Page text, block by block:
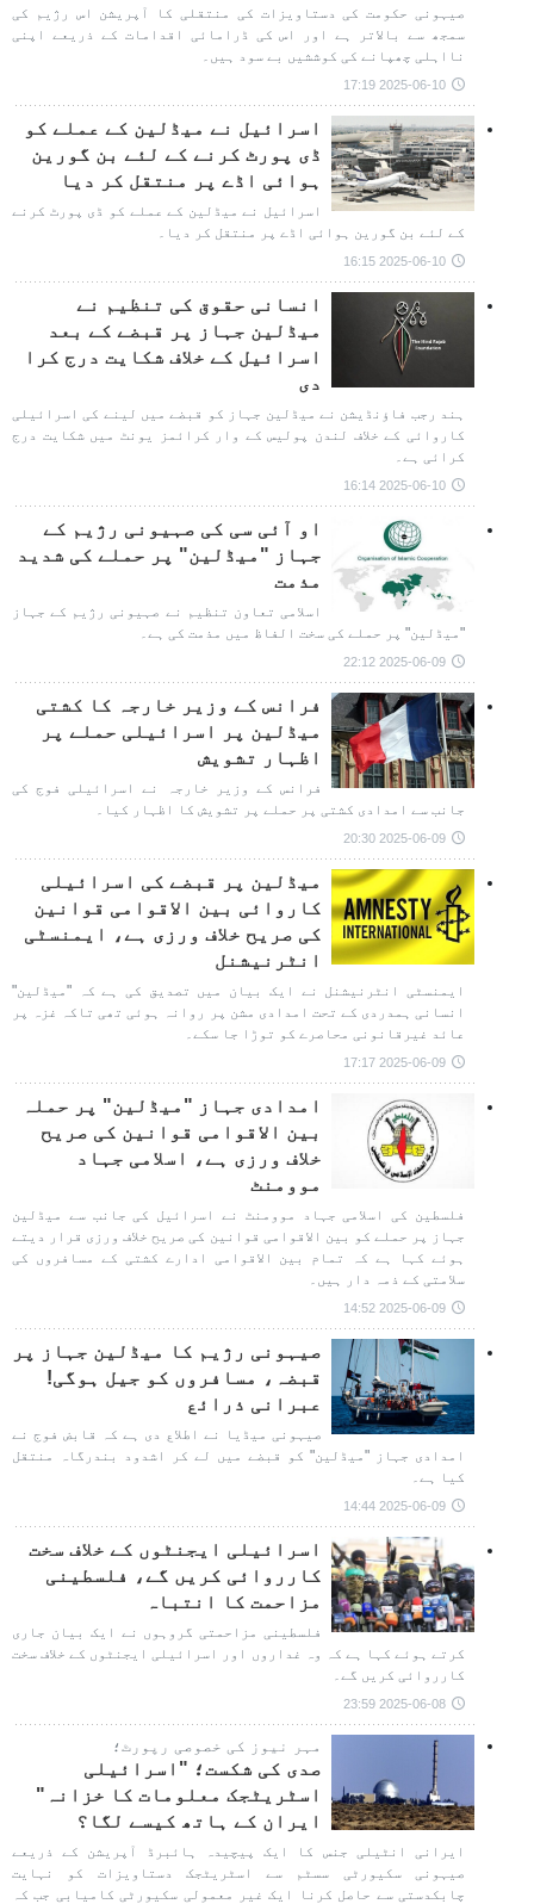
صیہونی حکومت کی دستاویزات کی منتقلی کا آپریشن اس رژیم کی
سمجھ سے بالاتر ہے اور اس کی ڈرامائی اقدامات کے ذریعے اپنی
نااہلی چھپانے کی کوششیں بے سود ہیں۔
2025-06-10 17:19
اسرائیل نے میڈلین کے عملے کو
ڈی پورٹ کرنے کے لئے بن گورین
ہوائی اڈے پر منتقل کر دیا
اسرائیل نے میڈلین کے عملے کو ڈی پورٹ کرنے
کے لئے بن گورین ہوائی اڈے پر منتقل کر دیا۔
2025-06-10 16:15
انسانی حقوق کی تنظیم نے
میڈلین جہاز پر قبضے کے بعد
اسرائیل کے خلاف شکایت درج کرا
دی
ہند رجب فاؤنڈیشن نے میڈلین جہاز کو قبضے میں لینے کی اسرائیلی
کاروائی کے خلاف لندن پولیس کے وار کرائمز یونٹ میں شکایت درج
کرائی ہے۔
2025-06-10 16:14
او آئی سی کی صہیونی رژیم کے
جہاز "میڈلین" پر حملے کی شدید
مذمت
اسلامی تعاون تنظیم نے صہیونی رژیم کے جہاز
"میڈلین" پر حملے کی سخت الفاظ میں مذمت کی ہے۔
2025-06-09 22:12
فرانس کے وزیر خارجہ کا کشتی
میڈلین پر اسرائیلی حملے پر
اظہار تشویش
فرانس کے وزیر خارجہ نے اسرائیلی فوج کی
جانب سے امدادی کشتی پر حملے پر تشویش کا اظہار کیا۔
2025-06-09 20:30
میڈلین پر قبضے کی اسرائیلی
کاروائی بین الاقوامی قوانین
کی صریح خلاف ورزی ہے، ایمنسٹی
انٹرنیشنل
ایمنسٹی انٹرنیشنل نے ایک بیان میں تصدیق کی ہے کہ "میڈلین"
انسانی ہمدردی کے تحت امدادی مشن پر روانہ ہوئی تھی تاکہ غزہ پر
عائد غیرقانونی محاصرے کو توڑا جا سکے۔
2025-06-09 17:17
امدادی جہاز "میڈلین" پر حملہ
بین الاقوامی قوانین کی صریح
خلاف ورزی ہے، اسلامی جہاد
موومنٹ
فلسطین کی اسلامی جہاد موومنٹ نے اسرائیل کی جانب سے میڈلین
جہاز پر حملے کو بین الاقوامی قوانین کی صریح خلاف ورزی قرار دیتے
ہوئے کہا ہے کہ تمام بین الاقوامی ادارے کشتی کے مسافروں کی
سلامتی کے ذمہ دار ہیں۔
2025-06-09 14:52
صیہونی رژیم کا میڈلین جہاز پر
قبضہ، مسافروں کو جیل ہوگی!
عبرانی ذرائع
صیہونی میڈیا نے اطلاع دی ہے کہ قابض فوج نے
امدادی جہاز "میڈلین" کو قبضے میں لے کر اشدود بندرگاہ منتقل
کیا ہے۔
2025-06-09 14:44
اسرائیلی ایجنٹوں کے خلاف سخت
کارروائی کریں گے، فلسطینی
مزاحمت کا انتباہ
فلسطینی مزاحمتی گروہوں نے ایک بیان جاری
کرتے ہوئے کہا ہے کہ وہ غداروں اور اسرائیلی ایجنٹوں کے خلاف سخت
کارروائی کریں گے۔
2025-06-08 23:59
مہر نیوز کی خصوصی رپورٹ؛
صدی کی شکست؛ "اسرائیلی
اسٹریٹجک معلومات کا خزانہ"
ایران کے ہاتھ کیسے لگا؟
ایرانی انٹیلی جنس کا ایک پیچیدہ ہائبرڈ آپریشن کے ذریعے
صیہونی سکیورٹی سسٹم سے اسٹریٹجک دستاویزات کو نہایت
چابکدستی سے حاصل کرنا ایک غیر معمولی سکیورٹی کامیابی جب کہ